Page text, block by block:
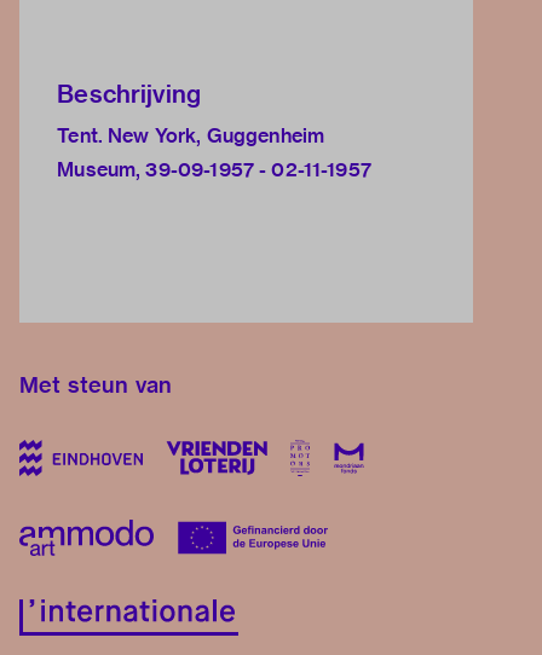
Beschrijving
Tent. New York, Guggenheim
Museum, 39-09-1957 - 02-11-1957
Met steun van